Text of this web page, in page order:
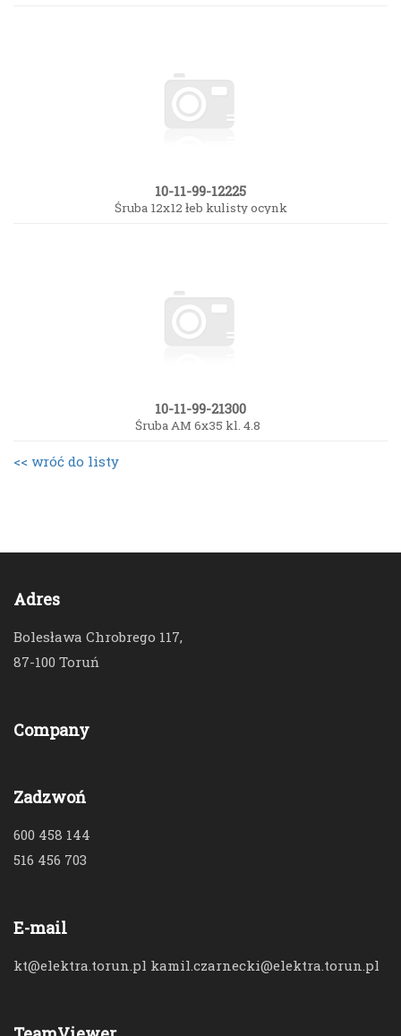
10-11-99-12225
Śruba 12x12 łeb kulisty ocynk
10-11-99-21300
Śruba AM 6x35 kl. 4.8
<< wróć do listy
Adres
Bolesława Chrobrego 117,
87-100 Toruń
Company
Zadzwoń
600 458 144
516 456 703
E-mail
kt@elektra.torun.pl kamil.czarnecki@elektra.torun.pl